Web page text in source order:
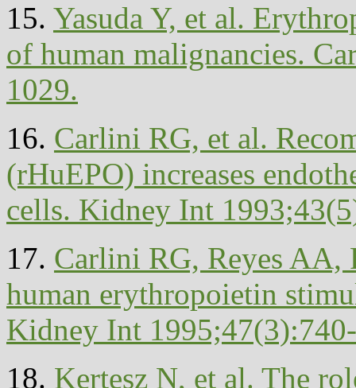
15. Yasuda Y, et al.
of human malignancies.
1029.
16. Carlini RG, et al.
(rHuEPO) increases
cells. Kidney Int
17. Carlini RG, Reyes AA,
human erythropoietin
Kidney Int
18. Kertesz N, et al. The